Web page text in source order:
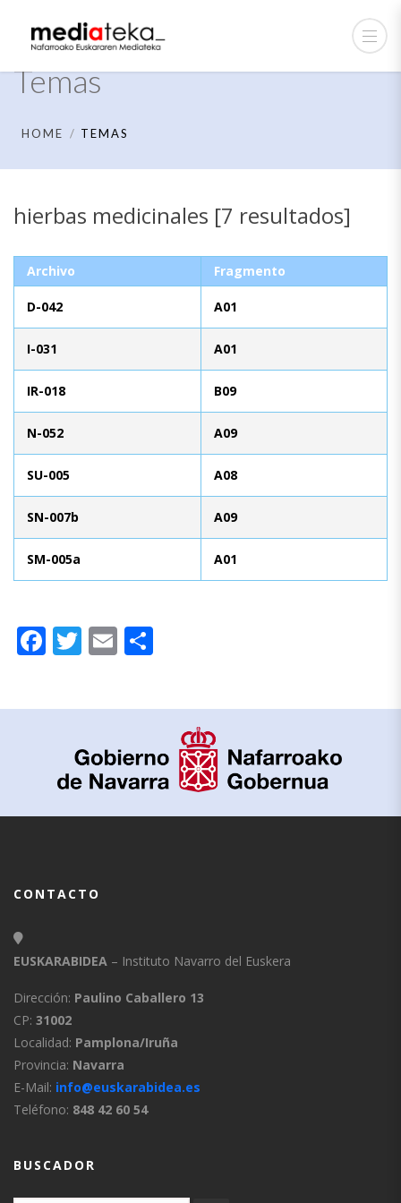
Temas
HOME TEMAS
hierbas medicinales [7 resultados]
Archivo Fragmento
D-042 A01
I-031 A01
IR-018 B09
N-052 A09
SU-005 A08
SN-007b A09
SM-005a A01
Facebook
Twitter
Email
CONTACTO
EUSKARABIDEA – Instituto Navarro del Euskera
Dirección: Paulino Caballero 13
CP: 31002
Localidad: Pamplona/Iruña
Provincia: Navarra
E-Mail: info@euskarabidea.es
Teléfono: 848 42 60 54
BUSCADOR